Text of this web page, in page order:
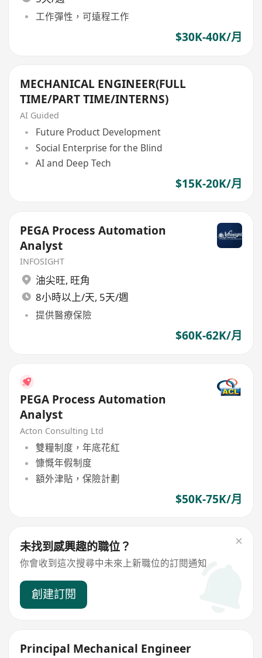
工作彈性，可遠程工作
$30K-40K/月
MECHANICAL ENGINEER(FULL
TIME/PART TIME/INTERNS)
AI Guided
Future Product Development
Social Enterprise for the Blind
AI and Deep Tech
$15K-20K/月
PEGA Process Automation
Analyst
INFOSIGHT
油尖旺, 旺角
8小時以上/天, 5天/週
提供醫療保險
$60K-62K/月
PEGA Process Automation
Analyst
Acton Consulting Ltd
雙糧制度，年底花紅
慷慨年假制度
額外津貼，保險計劃
$50K-75K/月
未找到感興趣的職位？
你會收到這次搜尋中未來上新職位的訂閱通知
創建訂閱
Principal Mechanical Engineer